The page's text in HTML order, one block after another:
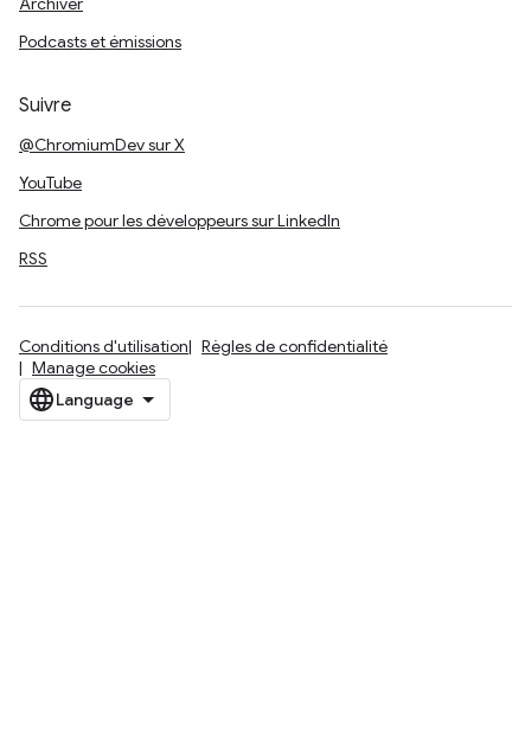
Podcasts et émissions
Suivre
@ChromiumDev sur X
YouTube
Chrome pour les développeurs sur LinkedIn
RSS
Conditions d'utilisation
Règles de confidentialité
Manage cookies